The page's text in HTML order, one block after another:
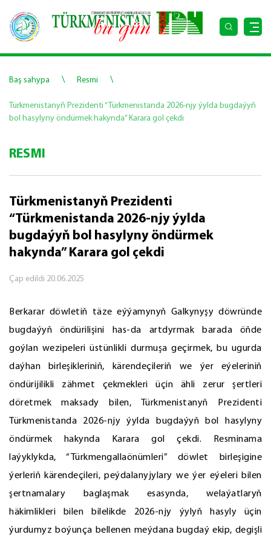
Baş sahypa \ Resmi \
Türkmenistanyň Prezidenti “Türkmenistanda 2026-njy ýylda bugdaýyň
bol hasylyny öndürmek hakynda” Karara gol çekdi
RESMI
Türkmenistanyň Prezidenti
“Türkmenistanda 2026-njy ýylda
bugdaýyň bol hasylyny öndürmek
hakynda” Karara gol çekdi
Çap edildi 20.06.2025
Berkarar döwletiň täze eýýamynyň Galkynyşy döwründe
bugdaýyň öndürilişini has-da artdyrmak barada öňde
goýlan wezipeleri üstünlikli durmuşa geçirmek, bu ugurda
daýhan birleşikleriniň, kärendeçileriň we ýer eýeleriniň
öndürijilikli zähmet çekmekleri üçin ähli zerur şertleri
döretmek maksady bilen, Türkmenistanyň Prezidenti
Türkmenistanda 2026-njy ýylda bugdaýyň bol hasylyny
öndürmek hakynda Karara gol çekdi. Resminama
laýyklykda, “Türkmengallaönümleri” döwlet birleşigine
ýerleriň kärendeçileri, peýdalanyjylary we ýer eýeleri bilen
şertnamalary baglaşmak esasynda, welaýatlaryň
häkimlikleri bilen bilelikde 2026-njy ýylyň hasyly üçin
ýurdumyz boýunça bellenen meýdana bugdaý ekip, degişli